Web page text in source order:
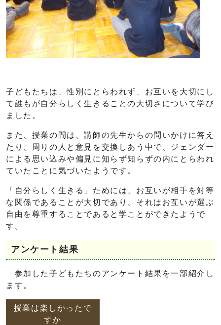
子どもたちは、性別にとらわれず、お互いを大切にし
て誰もが自分らしく生きることの大切さについて学び
ました。
また、授業の間は、講師の先生からの問いかけに答え
たり、周りの人と意見を交換しあう中で、ジェンダー
による思い込みや偏見に知らず知らずの内にとらわれ
ていたことに気づいたようです。
「自分らしく生きる」ためには、お互いが相手を対等
な関係であることが大切であり、それはお互いが選ぶ
自由を尊重することであると学ことができたようで
す。
アンケート結果
参加した子どもたちのアンケート結果を一部紹介し
ます。
授業は楽しかったで
すか